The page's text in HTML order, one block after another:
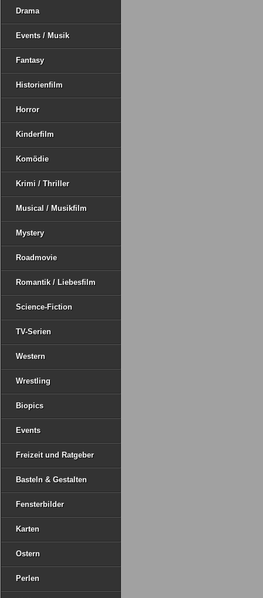
Drama
Events / Musik
Fantasy
Historienfilm
Horror
Kinderfilm
Komödie
Krimi / Thriller
Musical / Musikfilm
Mystery
Roadmovie
Romantik / Liebesfilm
Science-Fiction
TV-Serien
Western
Wrestling
Biopics
Events
Freizeit und Ratgeber
Basteln & Gestalten
Fensterbilder
Karten
Ostern
Perlen